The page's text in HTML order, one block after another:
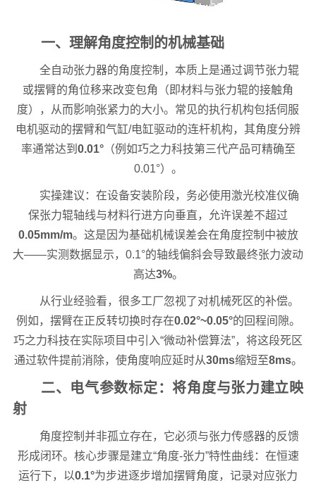
一、理解角度控制的机械基础
全自动张力器的角度控制，本质上是通过调节张力辊
或摆臂的角位移来改变包角（即材料与张力辊的接触角
度），从而影响张紧力的大小。常见的执行机构包括伺服
电机驱动的摆臂和气缸/电缸驱动的连杆机构，其角度分辨
率通常达到 0.01°（例如巧之力科技第三代产品可精确至
0.01°）。
实操建议：在设备安装阶段，务必使用激光校准仪确
保张力辊轴线与材料行进方向垂直，允许误差不超过
0.05mm/m。这是因为基础机械误差会在角度控制中被放
大——实测数据显示，0.1°的轴线偏斜会导致最终张力波动
高达3%。
从行业经验看，很多工厂忽视了对机械死区的补偿。
例如，摆臂在正反转切换时存在0.02°~0.05°的回程间隙。
巧之力科技在实际项目中引入“微动补偿算法”，将这段死区
通过软件提前消除，使角度响应延时从30ms缩短至8ms。
二、电气参数标定：将角度与张力建立映
射
角度控制并非孤立存在，它必须与张力传感器的反馈
形成闭环。核心步骤是建立“角度-张力”特性曲线：在恒速
运行下，以0.1°为步进逐步增加摆臂角度，记录对应张力